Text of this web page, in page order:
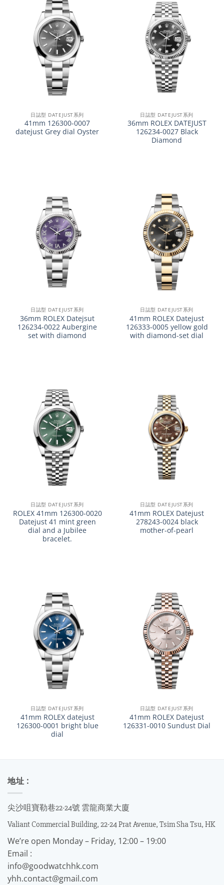
日誌型 DATEJUST系列
41mm 126300-0007
datejust Grey dial Oyster
日誌型 DATEJUST系列
36mm ROLEX DATEJUST
126234-0027 Black
Diamond
日誌型 DATEJUST系列
36mm ROLEX Datejsut
126234-0022 Aubergine
set with diamond
日誌型 DATEJUST系列
41mm ROLEX Datejust
126333-0005 yellow gold
with diamond-set dial
日誌型 DATEJUST系列
ROLEX 41mm 126300-0020
Datejust 41 mint green
dial and a Jubilee
bracelet.
日誌型 DATEJUST系列
41mm ROLEX Datejust
278243-0024 black
mother-of-pearl
日誌型 DATEJUST系列
41mm ROLEX datejust
126300-0001 bright blue
dial
日誌型 DATEJUST系列
41mm ROLEX Datejust
126331-0010 Sundust Dial
地址 :
尖沙咀寶勒巷22-24號 雲龍商業大廈
Valiant Commercial Building, 22-24 Prat Avenue, Tsim Sha Tsu, HK
We’re open Monday – Friday, 12:00 – 19:00
Email :
info@goodwatchhk.com
yhh.contact@gmail.com